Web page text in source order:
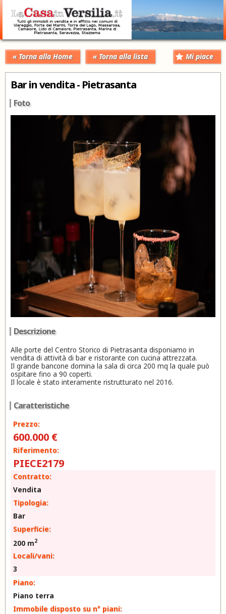
« Torna alla Home « Torna alla lista Mi piace
Bar in vendita - Pietrasanta
Foto
Descrizione
Alle porte del Centro Storico di Pietrasanta disponiamo in
vendita di attività di bar e ristorante con cucina attrezzata.
Il grande bancone domina la sala di circa 200 mq la quale può
ospitare fino a 90 coperti.
Il locale è stato interamente ristrutturato nel 2016.
Caratteristiche
Prezzo:
600.000 €
Riferimento:
PIECE2179
Contratto:
Vendita
Tipologia:
Bar
Superficie:
200 m2
Locali/vani:
3
Piano:
Piano terra
Immobile disposto su n° piani: